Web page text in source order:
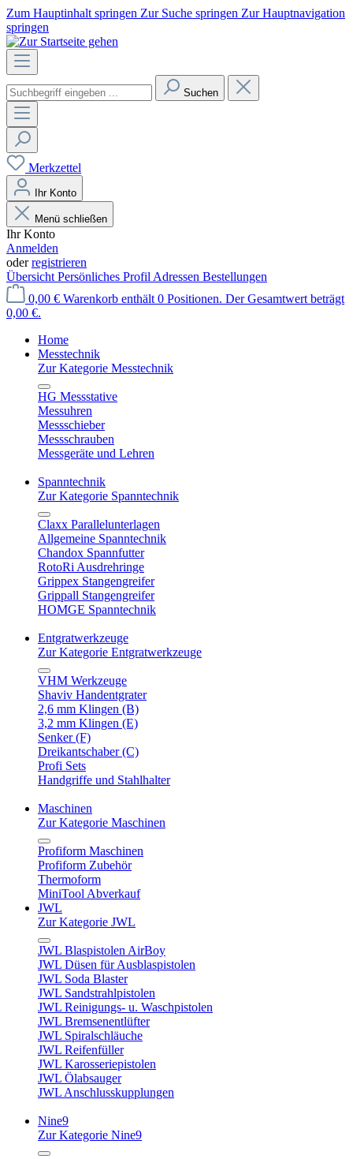
Zum Hauptinhalt springen Zur Suche springen Zur Hauptnavigation
springen
Suchen
Merkzettel
Ihr Konto
Menü schließen
Ihr Konto
Anmelden
oderregistrieren
Übersicht Persönliches Profil Adressen Bestellungen
0,00 € Warenkorb enthält 0 Positionen. Der Gesamtwert beträgt
0,00 €.
Home
Messtechnik
Zur Kategorie Messtechnik
HG Messstative
Messuhren
Messschieber
Messschrauben
Messgeräte und Lehren
Spanntechnik
Zur Kategorie Spanntechnik
Claxx Parallelunterlagen
Allgemeine Spanntechnik
Chandox Spannfutter
RotoRi Ausdrehringe
Grippex Stangengreifer
Grippall Stangengreifer
HOMGE Spanntechnik
Entgratwerkzeuge
Zur Kategorie Entgratwerkzeuge
VHM Werkzeuge
Shaviv Handentgrater
2,6 mm Klingen (B)
3,2 mm Klingen (E)
Senker (F)
Dreikantschaber (C)
Profi Sets
Handgriffe und Stahlhalter
Maschinen
Zur Kategorie Maschinen
Profiform Maschinen
Profiform Zubehör
Thermoform
MiniTool Abverkauf
JWL
Zur Kategorie JWL
JWL Blaspistolen AirBoy
JWL Düsen für Ausblaspistolen
JWL Soda Blaster
JWL Sandstrahlpistolen
JWL Reinigungs- u. Waschpistolen
JWL Bremsenentlüfter
JWL Spiralschläuche
JWL Reifenfüller
JWL Karosseriepistolen
JWL Ölabsauger
JWL Anschlusskupplungen
Nine9
Zur Kategorie Nine9